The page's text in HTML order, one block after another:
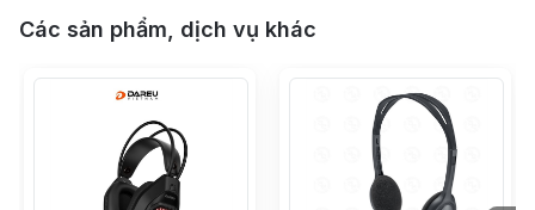
Các sản phẩm, dịch vụ khác